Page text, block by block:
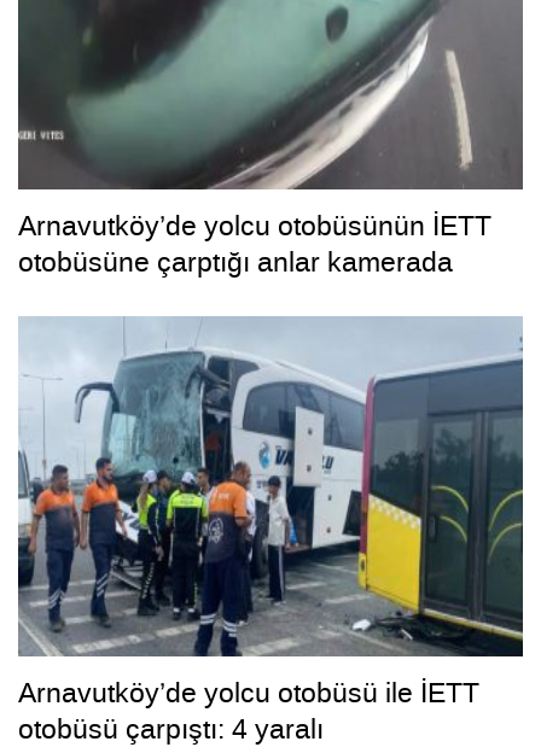
Arnavutköy’de yolcu otobüsünün İETT
otobüsüne çarptığı anlar kamerada
Arnavutköy’de yolcu otobüsü ile İETT
otobüsü çarpıştı: 4 yaralı